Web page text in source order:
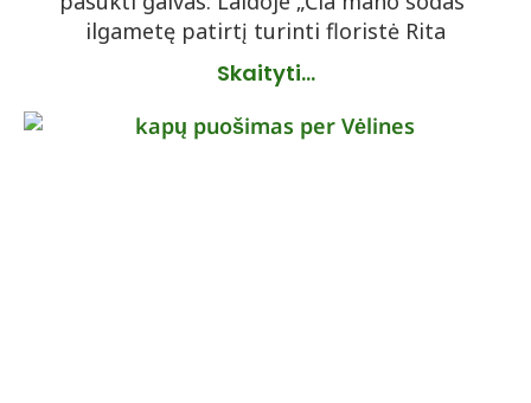
ilgametę patirtį turinti floristė Rita
Skaityti...